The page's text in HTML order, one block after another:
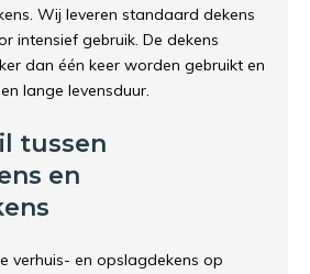
Wij leveren standaard dekens
intensief gebruik. De dekens
dan één keer worden gebruikt en
lange levensduur.
tussen
en
verhuis- en opslagdekens op